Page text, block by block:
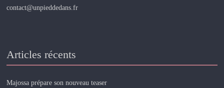
contact@unpieddedans.fr
Articles récents
Majossa prépare son nouveau teaser